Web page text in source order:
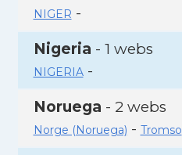
NIGER -
Nigeria - 1 webs
NIGERIA-
Noruega - 2 webs
Norge (Noruega) - Tromso